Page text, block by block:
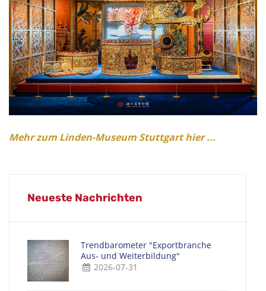
Mehr zum Linden-Museum Stuttgart hier ...
Neueste Nachrichten
Trendbarometer "Exportbranche
Aus- und Weiterbildung"
2026-07-31